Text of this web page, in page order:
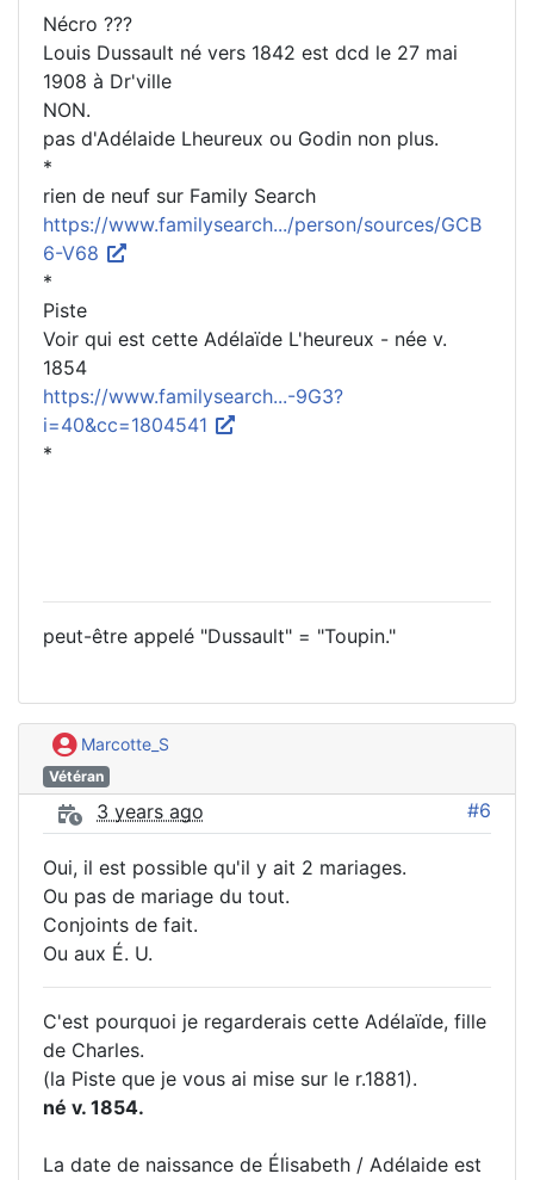
Nécro ???
Louis Dussault né vers 1842 est dcd le 27 mai
1908 à Dr'ville
NON.
pas d'Adélaide Lheureux ou Godin non plus.
*
rien de neuf sur Family Search
https://www.familysearch.../person/sources/GCB
6-V68
*
Piste
Voir qui est cette Adélaïde L'heureux - née v.
1854
https://www.familysearch...-9G3?
i=40&cc=1804541
*
peut-être appelé "Dussault" = "Toupin."
Marcotte_S
Vétéran
3 years ago #6
Oui, il est possible qu'il y ait 2 mariages.
Ou pas de mariage du tout.
Conjoints de fait.
Ou aux É. U.
C'est pourquoi je regarderais cette Adélaïde, fille
de Charles.
(la Piste que je vous ai mise sur le r.1881).
né v. 1854.
La date de naissance de Élisabeth / Adélaide est